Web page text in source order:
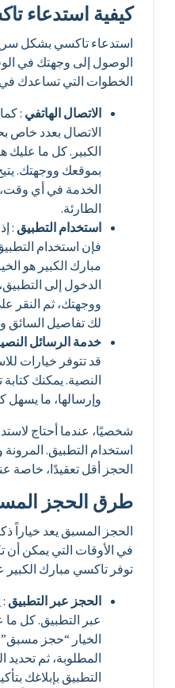
كيفية استدعاء
استدعاء تاكسي بشكل
الوصول إلى وجهتك في
الخطوات التي تساعدك في
الاتصال الهاتفي: كما
الاتصال بعدد خاص
الكبير. كل ما عليك
بموقعك ووجهتك.
الخدمة في أي
الطارئة.
استخدام التطبيق:
فإن استخدام
مبارك الكبير هو
الدخول إلى
ووجهتك، ثم النقر
لك تفاصيل السائق
خدمة الرسائل النصية
قد تتوفر خيارات
النصية. يمكنك كتابة
وإرسالها، ما يسهل
شخصيًا، عندما أحتاج
استخدام التطبيق.
الحجز أقل تعقيدًا، خاصة
طرق الحجز
الحجز المسبق يعد خياراً
في الأوقات التي يمكن أن
توفر تاكسي مبارك
الحجز عبر التطبيق:
عبر التطبيق. كل ما
الخيار “حجز
المطلوبة، ثم تحديد
التطبيق بإبلاغك